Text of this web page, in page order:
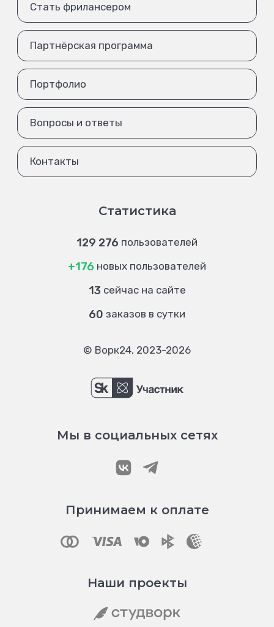
Стать фрилансером
Партнёрская программа
Портфолио
Вопросы и ответы
Контакты
Статистика
129 276 пользователей
+176 новых пользователей
13 сейчас на сайте
60 заказов в сутки
© Ворк24, 2023-2026
Мы в социальных сетях
Принимаем к оплате
Наши проекты